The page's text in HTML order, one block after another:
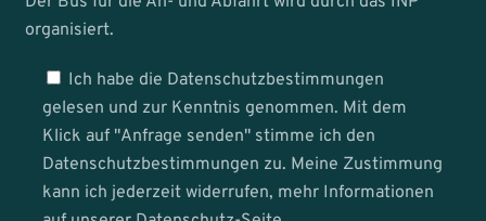
organisiert.
Ich habe die Datenschutzbestimmungen
gelesen und zur Kenntnis genommen. Mit dem
Klick auf "Anfrage senden" stimme ich den
Datenschutzbestimmungen zu. Meine Zustimmung
kann ich jederzeit widerrufen, mehr Informationen